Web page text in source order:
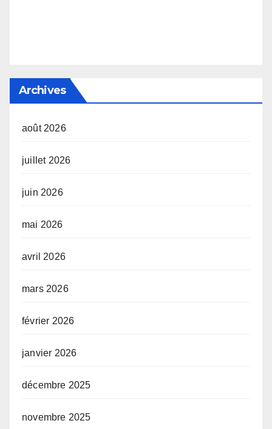
Archives
août 2026
juillet 2026
juin 2026
mai 2026
avril 2026
mars 2026
février 2026
janvier 2026
décembre 2025
novembre 2025